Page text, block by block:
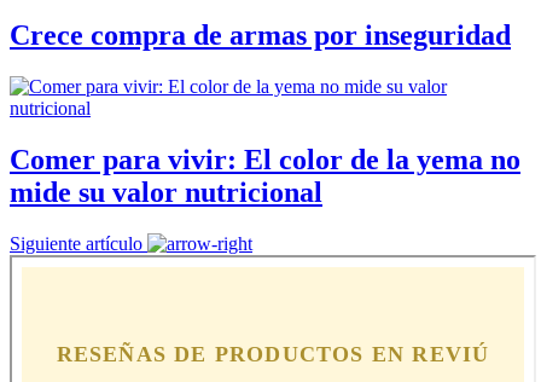
Crece compra de armas por inseguridad
Comer para vivir: El color de la yema no
mide su valor nutricional
Siguiente artículo